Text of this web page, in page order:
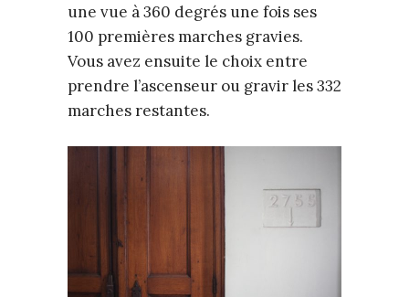
une vue à 360 degrés une fois ses
100 premières marches gravies.
Vous avez ensuite le choix entre
prendre l’ascenseur ou gravir les 332
marches restantes.